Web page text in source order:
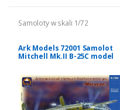
Samoloty w skali 1/72
Ark Models 72001 Samolot
Mitchell Mk.II B-25C model